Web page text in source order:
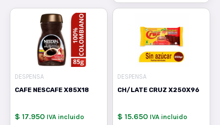
DESPENSA
CAFE NESCAFE X85X18
$ 17.950 IVA incluido
DESPENSA
CH/LATE CRUZ X250X96
$ 15.650 IVA incluido